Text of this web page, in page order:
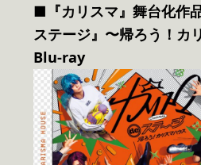
■ 『カリスマ』舞台化作
ステージ』〜帰ろう！カ
Blu-ray